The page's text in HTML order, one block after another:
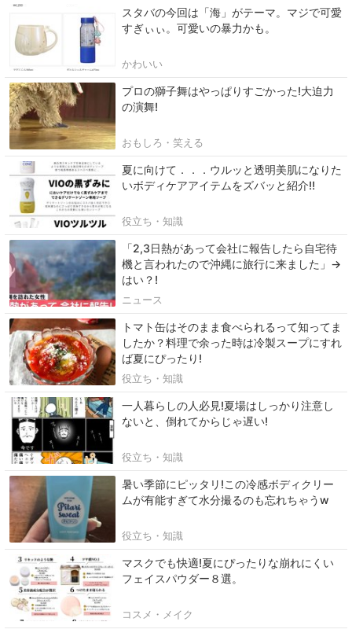
スタバの今回は「海」がテーマ。マジで可愛
すぎぃぃ。可愛いの暴力かも。
かわいい
プロの獅子舞はやっぱりすごかった!大迫力
の演舞!
おもしろ・笑える
夏に向けて．．．ウルッと透明美肌になりた
いボディケアアイテムをズバッと紹介‼
役立ち・知識
「2,3日熱があって会社に報告したら自宅待
機と言われたので沖縄に旅行に来ました」→
はい？!
ニュース
トマト缶はそのまま食べられるって知ってま
したか？料理で余った時は冷製スープにすれ
ば夏にぴったり!
役立ち・知識
一人暮らしの人必見!夏場はしっかり注意し
ないと、倒れてからじゃ遅い!
役立ち・知識
暑い季節にピッタリ!この冷感ボディクリー
ムが有能すぎて水分撮るのも忘れちゃうw
役立ち・知識
マスクでも快適!夏にぴったりな崩れにくい
フェイスパウダー８選。
コスメ・メイク